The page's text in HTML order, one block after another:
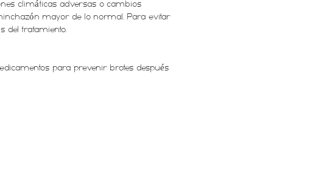
climáticas adversas o cambios
mayor de lo normal. Para evitar
del tratamiento.
para prevenir brotes después